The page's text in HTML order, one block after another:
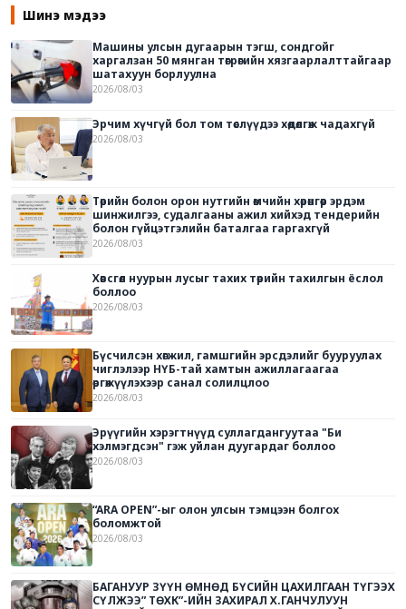
Шинэ мэдээ
Машины улсын дугаарын тэгш, сондгойг
харгалзан 50 мянган төгрөгийн хязгаарлалттайгаар
шатахуун борлуулна
2026/08/03
Эрчим хүчгүй бол том төслүүдээ хөдөлгөж чадахгүй
2026/08/03
Төрийн болон орон нутгийн өмчийн хөрөнгөөр эрдэм
шинжилгээ, судалгааны ажил хийхэд тендерийн
болон гүйцэтгэлийн баталгаа гаргахгүй
2026/08/03
Хөвсгөл нуурын лусыг тахих төрийн тахилгын ёслол
боллоо
2026/08/03
Бүсчилсэн хөгжил, гамшгийн эрсдэлийг бууруулах
чиглэлээр НҮБ-тай хамтын ажиллагаагаа
өргөжүүлэхээр санал солилцлоо
2026/08/03
Эрүүгийн хэрэгтнүүд суллагдангуутаа "Би
хэлмэгдсэн" гэж уйлан дуугардаг боллоо
2026/08/03
“ARA OPEN”-ыг олон улсын тэмцээн болгох
боломжтой
2026/08/03
БАГАНУУР ЗҮҮН ӨМНӨД БҮСИЙН ЦАХИЛГААН ТҮГЭЭХ
СҮЛЖЭЭ” ТӨХК”-ИЙН ЗАХИРАЛ Х.ГАНЧУЛУУН